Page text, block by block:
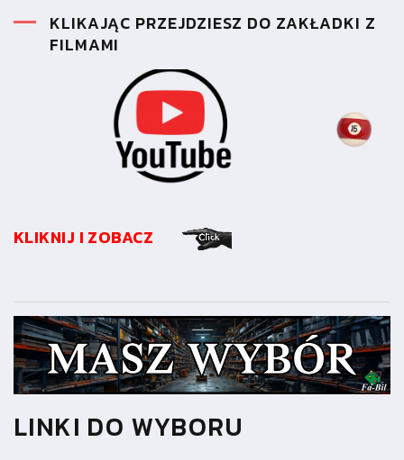
KLIKAJĄC PRZEJDZIESZ DO ZAKŁADKI Z
FILMAMI
KLIKNIJ I ZOBACZ
LINKI DO WYBORU